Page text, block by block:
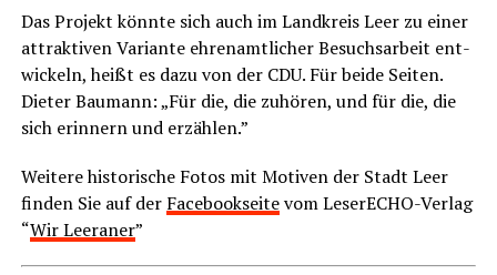
Das Pro­jekt könn­te sich auch im Land­kreis Leer zu einer
attrak­ti­ven Vari­an­te ehren­amt­li­cher Besuchs­ar­beit ent­
wi­ckeln, heißt es dazu von der CDU. Für bei­de Sei­ten.
Die­ter Bau­mann: „Für die, die zuhö­ren, und für die, die
sich erin­nern und erzählen.”
Wei­te­re his­to­ri­sche Fotos mit Moti­ven der Stadt Leer
fin­den Sie auf der Face­book­sei­tevom Lese­r­ECHO-Ver­lag
“Wir Leera­ner”